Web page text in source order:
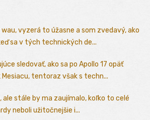
vyzerá to úžasne a som zvedavý, ako
sa v tých technických de...
sledovať, ako sa po Apollo 17 opäť
tentoraz však s techn...
ale stále by ma zaujímalo, koľko to celé
neboli užitočnejšie i...